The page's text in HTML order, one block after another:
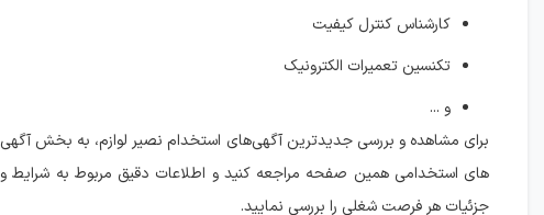
کارشناس کنترل کیفیت
تکنسین تعمیرات الکترونیک
و ...
برای مشاهده و بررسی جدیدترین آگهی‌های استخدام نصیر لوازم، به بخش آگهی
های استخدامی همین صفحه مراجعه کنید و اطلاعات دقیق مربوط به شرایط و
جزئیات هر فرصت شغلی را بررسی نمایید.